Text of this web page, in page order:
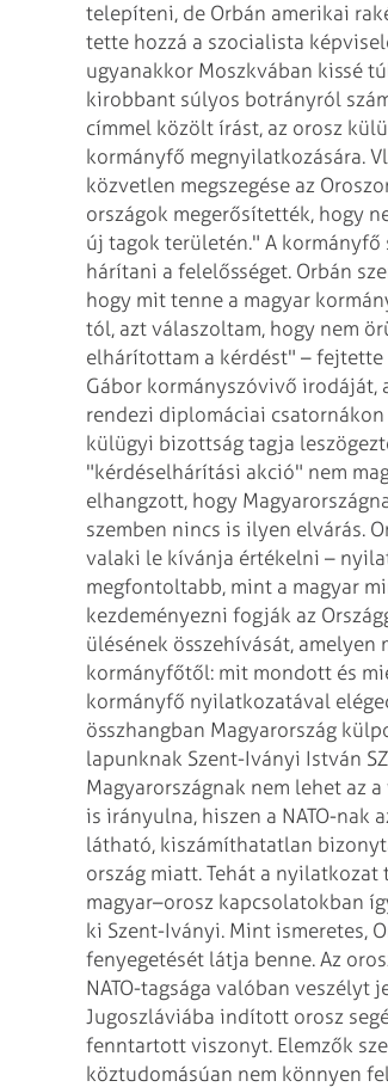
telepíteni, de Orbán amerikai
tette hozzá a szocialista
ugyanakkor Moszkvában kissé
kirobbant súlyos botrányról
címmel közölt írást, az orosz
kormányfő megnyilatkozására.
közvetlen megszegése az
országok megerősítették, hogy
új tagok területén." A kormányfő
hárítani a felelősséget. Orbán
hogy mit tenne a magyar
tól, azt válaszoltam, hogy nem
elhárítottam a kérdést" –
Gábor kormányszóvivő irodáját,
rendezi diplomáciai
külügyi bizottság tagja
"kérdéselhárítási akció" nem
elhangzott, hogy
szemben nincs is ilyen elvárás.
valaki le kívánja értékelni –
megfontoltabb, mint a magyar
kezdeményezni fogják az
ülésének összehívását, amelyen
kormányfőtől: mit mondott és
kormányfő nyilatkozatával
összhangban Magyarország
lapunknak Szent-Iványi István
Magyarországnak nem lehet az
is irányulna, hiszen a NATO-nak
látható, kiszámíthatatlan
ország miatt. Tehát a
magyar–orosz kapcsolatokban
ki Szent-Iványi. Mint ismeretes,
fenyegetését látja benne. Az
NATO-tagsága valóban veszélyt
Jugoszláviába indított orosz
fenntartott viszonyt. Elemzők
köztudomásúan nem könnyen